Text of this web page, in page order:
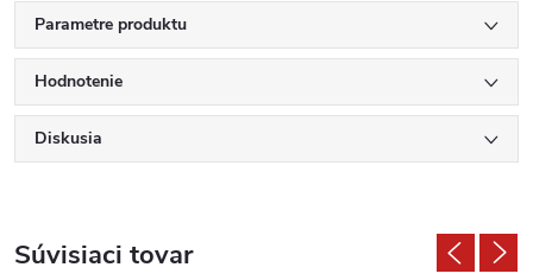
Parametre produktu
Hodnotenie
Diskusia
Súvisiaci tovar